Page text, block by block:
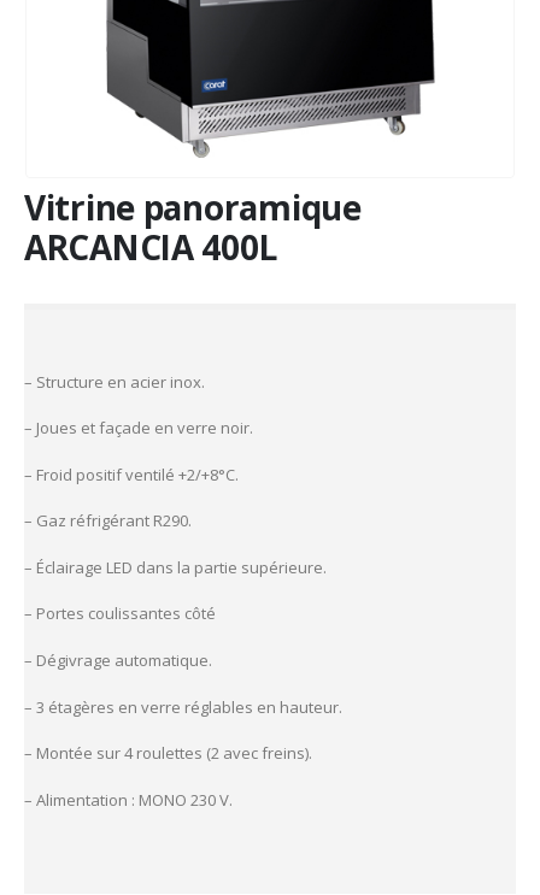
Vitrine panoramique
ARCANCIA 400L
– Structure en acier inox.
– Joues et façade en verre noir.
– Froid positif ventilé +2/+8°C.
– Gaz réfrigérant R290.
– Éclairage LED dans la partie supérieure.
– Portes coulissantes côté
– Dégivrage automatique.
– 3 étagères en verre réglables en hauteur.
– Montée sur 4 roulettes (2 avec freins).
– Alimentation : MONO 230 V.